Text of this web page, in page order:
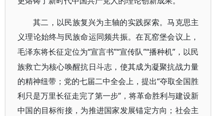
其二，以民族复兴为主轴的实践探索。马克思主
义理论始终与民族命运同频共振。在瓦窑堡会议上，
毛泽东将长征定位为“宣言书”“宣传队”“播种机”，以民
族救亡为核心唤醒抗日斗志，使其成为凝聚抗战力量
的精神纽带；党的七届二中全会上，提出“夺取全国胜
利只是万里长征走完了第一步”，将革命胜利与建设新
中国的目标衔接，为推进国家发展锚定方向；社会主